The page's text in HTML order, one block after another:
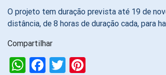
O projeto tem duração prevista até 19 de
distância, de 8 horas de duração cada, para
Compartilhar
WhatsApp
Facebook
Twitter